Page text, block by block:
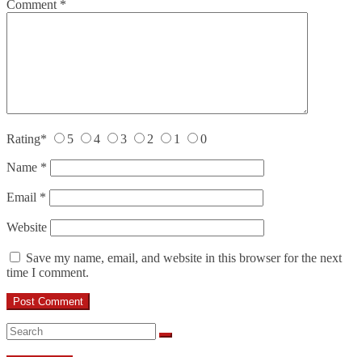
Comment *
Rating* 5 4 3 2 1 0
Name *
Email *
Website
Save my name, email, and website in this browser for the next
time I comment.